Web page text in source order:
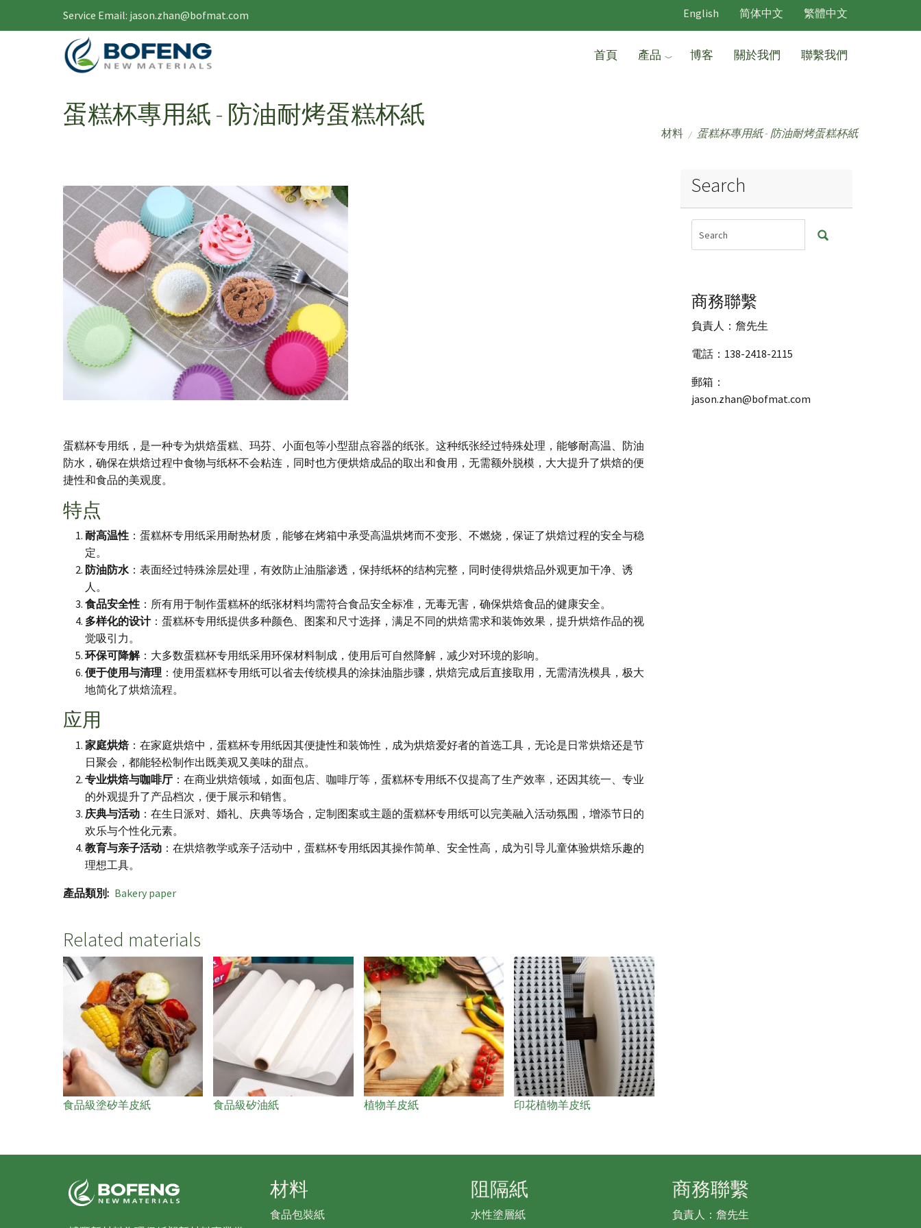
Service Email: jason.zhan@bofmat.com English 简体中文
繁體中文
Toggle menu
首頁 產品 博客 關於我們 聯繫我們
蛋糕杯專用紙 - 防油耐烤蛋糕杯紙
材料 / 蛋糕杯專用紙 - 防油耐烤蛋糕杯紙
蛋糕杯专用纸，是一种专为烘焙蛋糕、玛芬、小面包等小型甜点容器的纸张。这种纸张经过特殊处理，能够耐高温、防油
防水，确保在烘焙过程中食物与纸杯不会粘连，同时也方便烘焙成品的取出和食用，无需额外脱模，大大提升了烘焙的便
捷性和食品的美观度。
特点
耐高温性 ：蛋糕杯专用纸采用耐热材质，能够在烤箱中承受高温烘烤而不变形、不燃烧，保证了烘焙过程的安全与稳
定。
防油防水 ：表面经过特殊涂层处理，有效防止油脂渗透，保持纸杯的结构完整，同时使得烘焙品外观更加干净、诱
人。
食品安全性 ：所有用于制作蛋糕杯的纸张材料均需符合食品安全标准，无毒无害，确保烘焙食品的健康安全。
多样化的设计：蛋糕杯专用纸提供多种颜色、图案和尺寸选择，满足不同的烘焙需求和装饰效果，提升烘焙作品的视
觉吸引力。
环保可降解：大多数蛋糕杯专用纸采用环保材料制成，使用后可自然降解，减少对环境的影响。
便于使用与清理 ：使用蛋糕杯专用纸可以省去传统模具的涂抹油脂步骤，烘焙完成后直接取用，无需清洗模具，极大
地简化了烘焙流程。
应用
家庭烘焙：在家庭烘焙中，蛋糕杯专用纸因其便捷性和装饰性，成为烘焙爱好者的首选工具，无论是日常烘焙还是节
日聚会，都能轻松制作出既美观又美味的甜点。
专业烘焙与咖啡厅 ：在商业烘焙领域，如面包店、咖啡厅等，蛋糕杯专用纸不仅提高了生产效率，还因其统一、专业
的外观提升了产品档次，便于展示和销售。
庆典与活动 ：在生日派对、婚礼、庆典等场合，定制图案或主题的蛋糕杯专用纸可以完美融入活动氛围，增添节日的
欢乐与个性化元素。
教育与亲子活动 ：在烘焙教学或亲子活动中，蛋糕杯专用纸因其操作简单、安全性高，成为引导儿童体验烘焙乐趣的
理想工具。
產品類別 Bakery paper
Related materials
食品級塗矽羊皮紙 食品級矽油紙 植物羊皮紙 印花植物羊皮纸
Search
商務聯繫
負責人：詹先生
電話：138-2418-2115
郵箱：
jason.zhan@bofmat.com
材料
食品包裝紙
阻隔紙
水性塗層紙
商務聯繫
負責人：詹先生